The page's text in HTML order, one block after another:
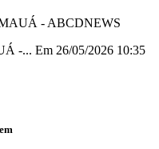
-... Em 26/05/2026 10:35